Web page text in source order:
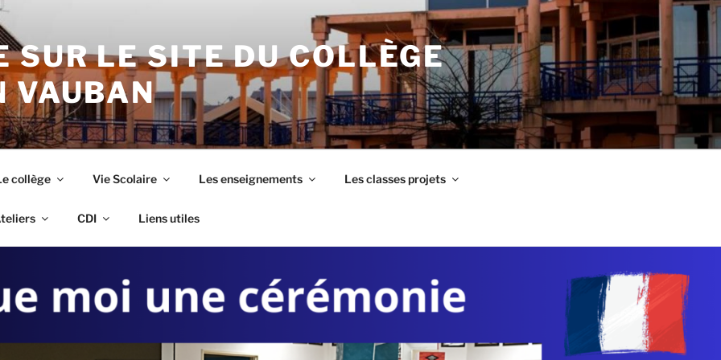
SUR LE SITE DU COLLÈGE
VAUBAN
collège Vie Scolaire Les enseignements Les classes projets
CDI Liens utiles